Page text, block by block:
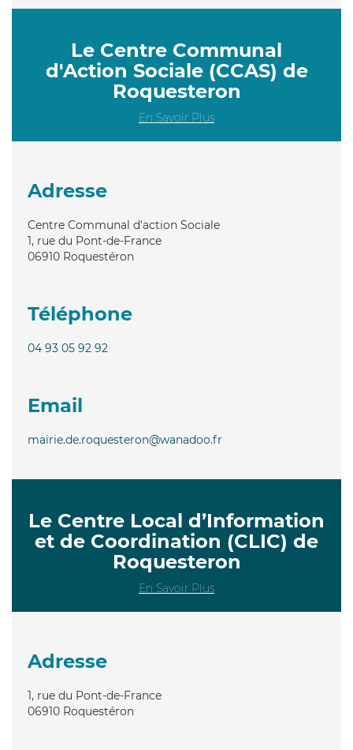
Le Centre Communal
d'Action Sociale (CCAS) de
Roquesteron
En Savoir Plus
Adresse
Centre Communal d'action Sociale
1, rue du Pont-de-France
06910 Roquestéron
Téléphone
04 93 05 92 92
Email
mairie.de.roquesteron@wanadoo.fr
Le Centre Local d’Information
et de Coordination (CLIC) de
Roquesteron
En Savoir Plus
Adresse
1, rue du Pont-de-France
06910 Roquestéron